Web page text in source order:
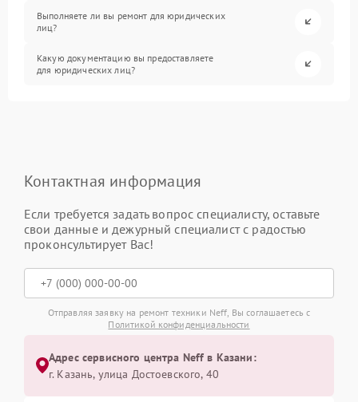
Выполняете ли вы ремонт для юридических
лиц?
Какую документацию вы предоставляете
для юридических лиц?
Контактная информация
Если требуется задать вопрос специалисту, оставьте
свои данные и дежурный специалист с радостью
проконсультирует Вас!
Отправляя заявку на ремонт техники Neff, Вы соглашаетесь с
Политикой конфиденциальности
Адрес сервисного центра Neff в Казани:
г. Казань, улица Достоевского, 40